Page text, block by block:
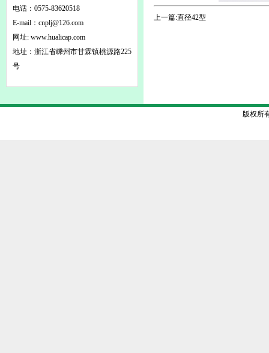
电话：0575-83620518
E-mail： cnplj@126.com
网址: www.hualicap.com
地址：浙江省嵊州市甘霖镇桃源路225
号
上一篇:直径42型
版权所